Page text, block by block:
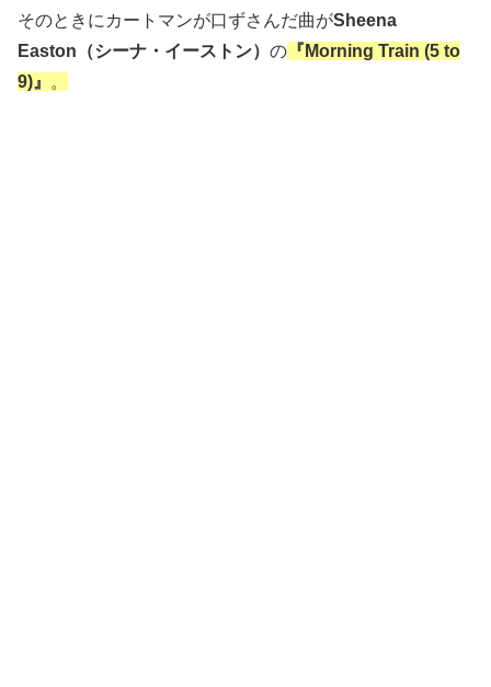
そのときにカートマンが口ずさんだ曲がSheena
Easton（シーナ・イーストン） の 『Morning Train (5 to
9)』 。